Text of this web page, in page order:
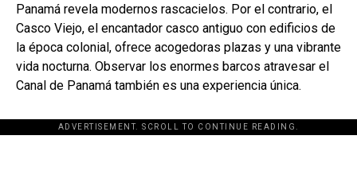
Panamá revela modernos rascacielos. Por el contrario, el
Casco Viejo, el encantador casco antiguo con edificios de
la época colonial, ofrece acogedoras plazas y una vibrante
vida nocturna. Observar los enormes barcos atravesar el
Canal de Panamá también es una experiencia única.
ADVERTISEMENT. SCROLL TO CONTINUE READING.